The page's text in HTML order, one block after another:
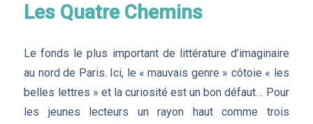
Les Quatre Chemins
Le fonds le plus important de littérature d’imaginaire
au nord de Paris. Ici, le « mauvais genre » côtoie « les
belles lettres » et la curiosité est un bon défaut… Pour
les jeunes lecteurs un rayon haut comme trois